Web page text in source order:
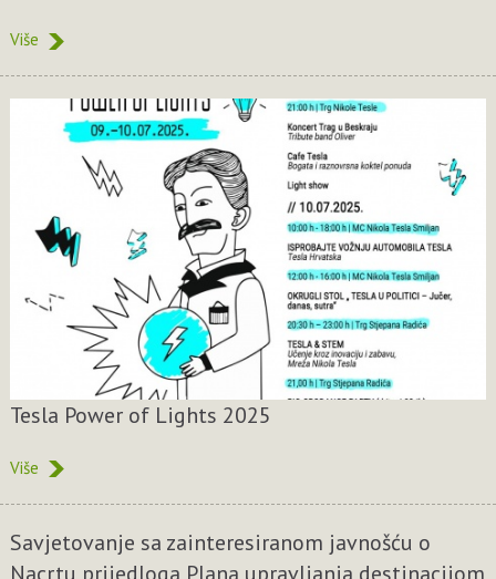
Više
Tesla Power of Lights 2025
Više
Savjetovanje sa zainteresiranom javnošću o
Nacrtu prijedloga Plana upravljanja destinacijom